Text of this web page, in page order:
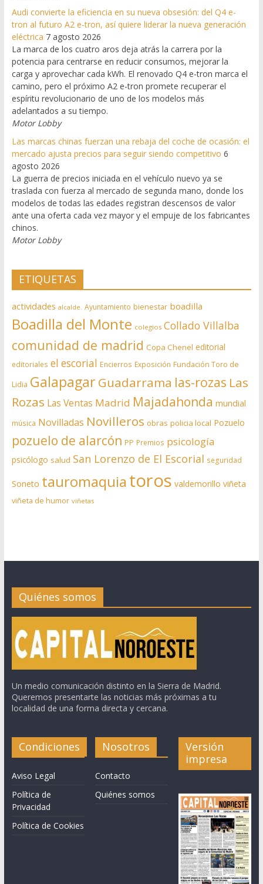
Audi convierte la eficiencia en su nueva obsesión: del Q4 e-
tron al futuro A2 e-tron, así quiere liderar la nueva generación
eléctrica 7 agosto 2026
La marca de los cuatro aros deja atrás la carrera por la
potencia para centrarse en reducir consumos, mejorar la
carga y aprovechar cada kWh. El renovado Q4 e-tron marca el
camino, pero el próximo A2 e-tron promete recuperar el
espíritu revolucionario de uno de los modelos más
adelantados a su tiempo.
Motor Lobby
Las marcas chinas fuerzan una rebaja del coche de ocasión: el
mercado ajusta precios para seguir siendo competitivo 6
agosto 2026
La guerra de precios iniciada en el vehículo nuevo ya se
traslada con fuerza al mercado de segunda mano, donde los
modelos de todas las edades registran descensos de valor
ante una oferta cada vez mayor y el empuje de los fabricantes
chinos.
Motor Lobby
ETIQUETAS
actividades alcalde. Ayuntamiento bienestar boadilla
Boadilla del Monte colegios Collado Villalba
comunidad de madrid Copa Chenel editorial
editoriales el escorial Encierros Exposición Fundación Toro de
Lidia Galapagar Guadarrama las-rozas Las
Rozas Las Ventas Madrid Majadahonda mundial
música Novilladas Novilleros obras policia local Pozuelo
pozuelo de alarcón PP Premios psicología
psicólogo salud San Lorenzo de El Escorial seguridad
Soneto tauromaquia toros valdemorillo viñeta
viñeta de humor viñetas
Quiénes somos
Un medio comunicación distinto en la Sierra de Madrid.
Queremos presentarte las noticias más próximas a tu
localidad de una forma directa y cercana.
Condiciones
Aviso Legal
Política de
Privacidad
Política de Cookies
Nosotros
Contacto
Quiénes somos
Versión
impresa